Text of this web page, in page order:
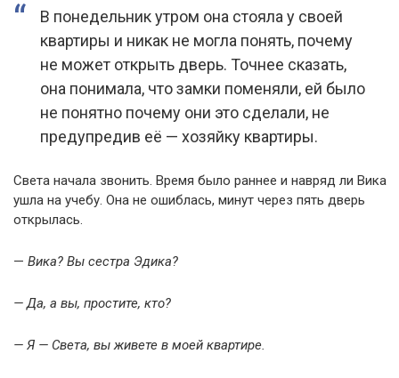
В понедельник утром она стояла у своей
квартиры и никак не могла понять, почему
не может открыть дверь. Точнее сказать,
она понимала, что замки поменяли, ей было
не понятно почему они это сделали, не
предупредив её — хозяйку квартиры.
Света начала звонить. Время было раннее и навряд ли Вика
ушла на учебу. Она не ошиблась, минут через пять дверь
открылась.
— Вика? Вы сестра Эдика?
— Да, а вы, простите, кто?
— Я — Света, вы живете в моей квартире.